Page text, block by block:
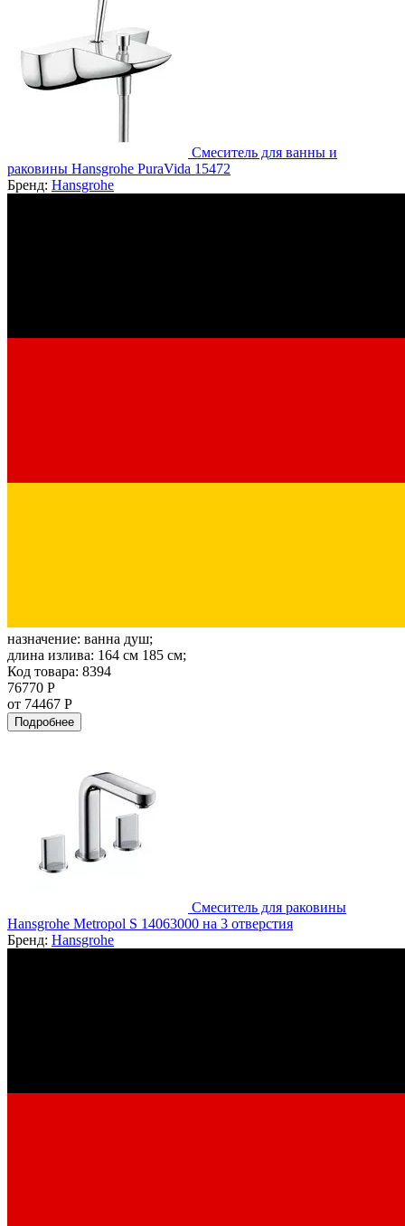
Смеситель для ванны и
раковины Hansgrohe PuraVida 15472
Бренд: Hansgrohe
назначение: ванна душ;
длина излива: 164 см 185 см;
Код товара: 8394
76770 Р
от 74467 Р
Подробнее
Смеситель для раковины
Hansgrohe Metropol S 14063000 на 3 отверстия
Бренд: Hansgrohe